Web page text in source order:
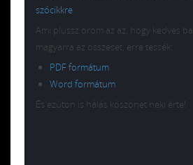
szócikkre.
Ami plussz öröm az az, hogy kedves
magyarra az összeset, erre tessék:
PDF formátum
Word formátum
És ezúton is hálás köszönet neki érte!